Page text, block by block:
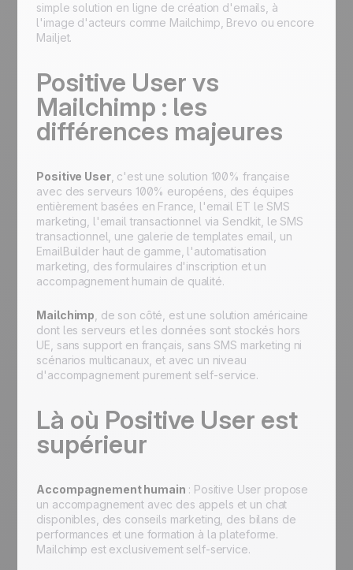
simple solution en ligne de création d'emails, à
l'image d'acteurs comme Mailchimp, Brevo ou encore
Mailjet.
Positive User vs
Mailchimp : les
différences majeures
Positive User, c'est une solution 100% française
avec des serveurs 100% européens, des équipes
entièrement basées en France, l'email ET le SMS
marketing, l'email transactionnel via Sendkit, le SMS
transactionnel, une galerie de templates email, un
EmailBuilder haut de gamme, l'automatisation
marketing, des formulaires d'inscription et un
accompagnement humain de qualité.
Mailchimp , de son côté, est une solution américaine
dont les serveurs et les données sont stockés hors
UE, sans support en français, sans SMS marketing ni
scénarios multicanaux, et avec un niveau
d'accompagnement purement self-service.
Là où Positive User est
supérieur
Accompagnement humain : Positive User propose
un accompagnement avec des appels et un chat
disponibles, des conseils marketing, des bilans de
performances et une formation à la plateforme.
Mailchimp est exclusivement self-service.